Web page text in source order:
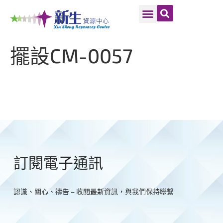
擺設CM-0057
訂閱電子通訊
認識、關心、禱告 – 收閱最新資訊，與我們保持聯繫